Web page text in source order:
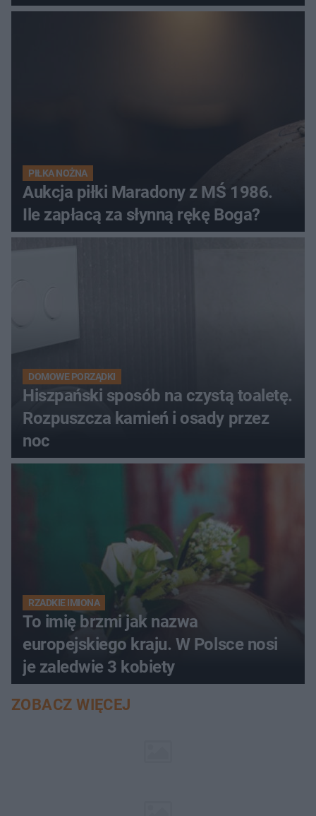
PIŁKA NOŻNA
Aukcja piłki Maradony z MŚ 1986.
Ile zapłacą za słynną rękę Boga?
DOMOWE PORZĄDKI
Hiszpański sposób na czystą toaletę.
Rozpuszcza kamień i osady przez
noc
RZADKIE IMIONA
To imię brzmi jak nazwa
europejskiego kraju. W Polsce nosi
je zaledwie 3 kobiety
ZOBACZ WIĘCEJ